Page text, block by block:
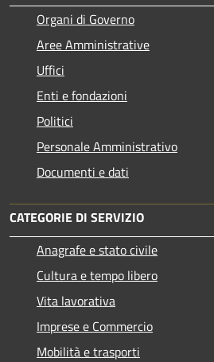
Organi di Governo
Aree Amministrative
Uffici
Enti e fondazioni
Politici
Personale Amministrativo
Documenti e dati
CATEGORIE DI SERVIZIO
Anagrafe e stato civile
Cultura e tempo libero
Vita lavorativa
Imprese e Commercio
Mobilità e trasporti